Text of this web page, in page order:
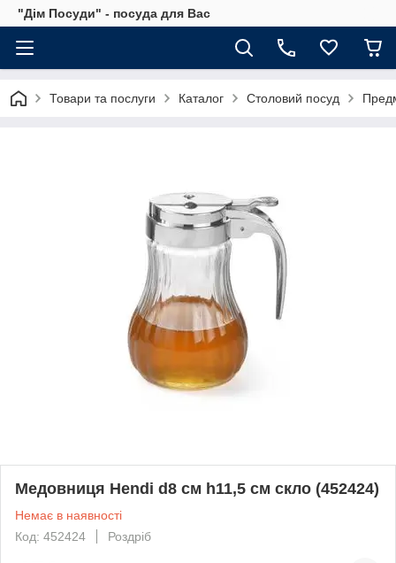
"Дім Посуди" - посуда для Вас
Товари та послуги Каталог Столовий посуд
Медовниця Hendi d8 см h11,5 см скло (452424)
Немає в наявності
Код: 452424
Роздріб